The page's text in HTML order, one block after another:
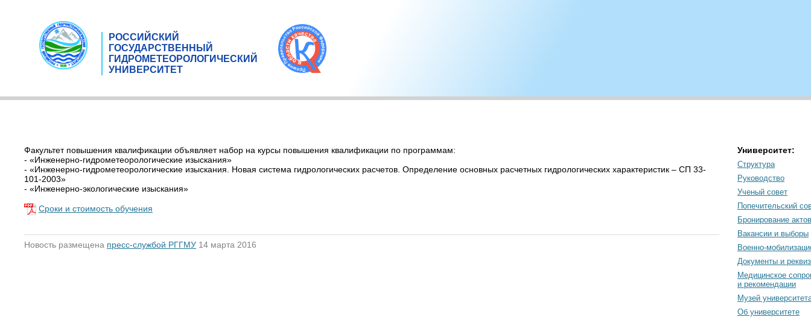
РОССИЙСКИЙ
ГОСУДАРСТВЕННЫЙ
ГИДРОМЕТЕОРОЛОГИЧЕСКИЙ
УНИВЕРСИТЕТ
Факультет повышения квалификации объявляет набор на курсы повышения квалификации по программам:
- «Инженерно-гидрометеорологические изыскания»
- «Инженерно-гидрометеорологические изыскания. Новая система гидрологических расчетов. Определение основных расчетных гидрологических характеристик – СП 33-
101-2003»
- «Инженерно-экологические изыскания»
Сроки и стоимость обучения
Новость размещена пресс-службой РГГМУ 14 марта 2016
Университет:
Структура
Руководство
Ученый совет
Попечительский
Бронирование
Вакансии и выборы
Военно-
Документы и
Медицинское
и рекомендации
Музей
Об университете